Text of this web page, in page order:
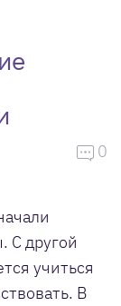
0
С другой
учиться
В